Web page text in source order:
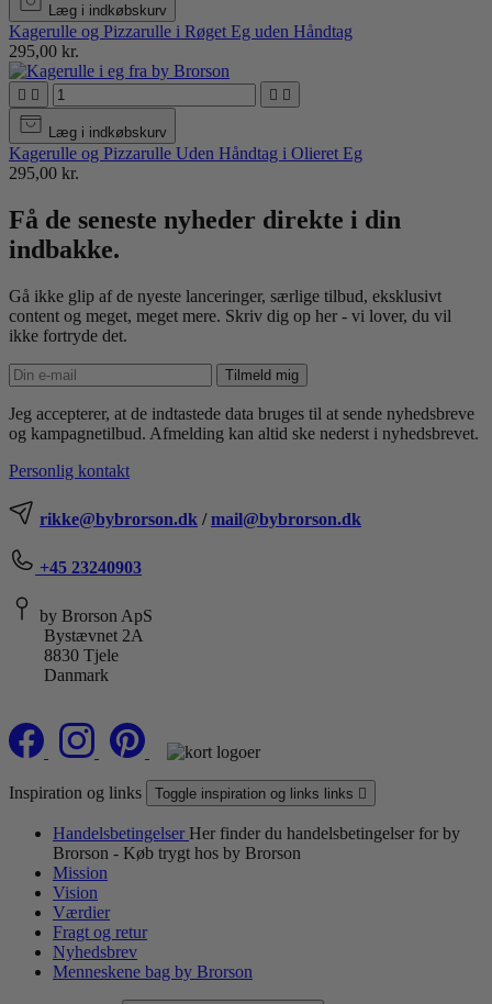
Læg i indkøbskurv
Kagerulle og Pizzarulle i Røget Eg uden Håndtag
295,00 kr.
   
Læg i indkøbskurv
Kagerulle og Pizzarulle Uden Håndtag i Olieret Eg
295,00 kr.
Få de seneste nyheder direkte i din
indbakke.
Gå ikke glip af de nyeste lanceringer, særlige tilbud, eksklusivt
content og meget, meget mere. Skriv dig op her - vi lover, du vil
ikke fortryde det.
Tilmeld mig
Jeg accepterer, at de indtastede data bruges til at sende nyhedsbreve
og kampagnetilbud. Afmelding kan altid ske nederst i nyhedsbrevet.
Personlig kontakt
rikke@bybrorson.dk /mail@bybrorson.dk
+45 23240903
by Brorson ApS
Bystævnet 2A
8830 Tjele
Danmark
Inspiration og links Toggle inspiration og links links 
Handelsbetingelser Her finder du handelsbetingelser for by
Brorson - Køb trygt hos by Brorson
Mission
Vision
Værdier
Fragt og retur
Nyhedsbrev
Menneskene bag by Brorson